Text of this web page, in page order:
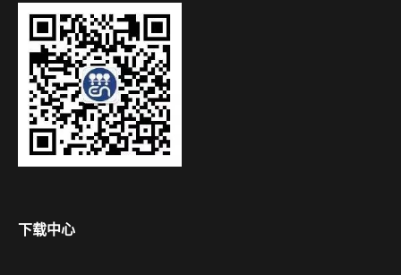
下载中心